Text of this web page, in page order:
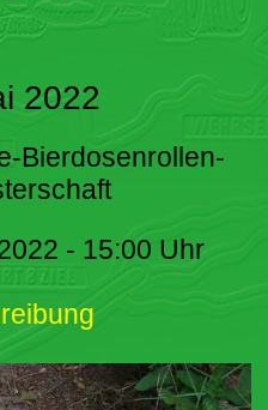
2022
Bierdosenrollen-
- 15:00 Uhr